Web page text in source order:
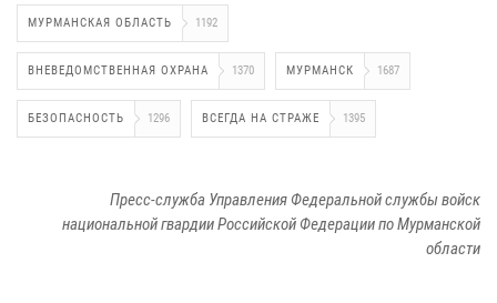
МУРМАНСКАЯ ОБЛАСТЬ 1192
ВНЕВЕДОМСТВЕННАЯ ОХРАНА 1370 МУРМАНСК 1687
БЕЗОПАСНОСТЬ 1296 ВСЕГДА НА СТРАЖЕ 1395
Пресс-служба Управления Федеральной службы войск
национальной гвардии Российской Федерации по Мурманской
области